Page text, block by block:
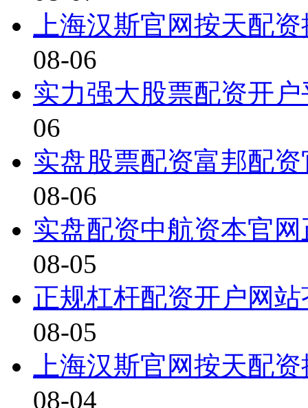
上海汉斯官网按天配
08-06
实力强大股票配资开
06
实盘股票配资富邦配
08-06
实盘配资中航资本官
08-05
正规杠杆配资开户网
08-05
上海汉斯官网按天配
08-04